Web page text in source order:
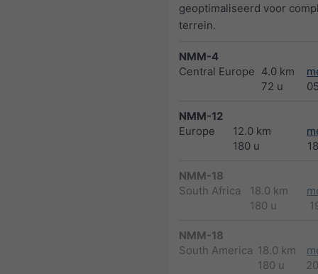
geoptimaliseerd voor
terrein.
NMM-4
Central Europe 4.0 km
72 u
NMM-12
Europe
12.0 km
180 u
NMM-18
South Africa
18.0 km
180 u
NMM-18
South America 18.0 km
180 u